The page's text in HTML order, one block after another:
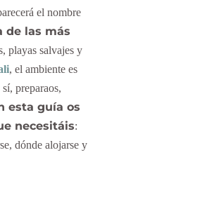
el nombre
de las más
playas salvajes y
, el ambiente es
preparaos,
esta guía os
necesitáis:
dónde alojarse y